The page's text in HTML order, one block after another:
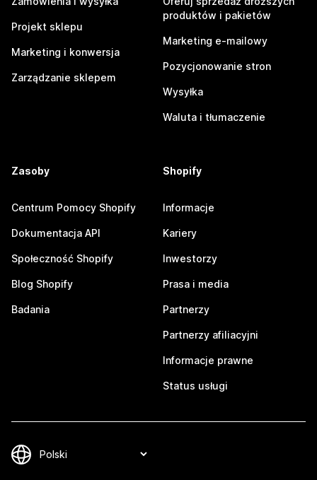
Projekt sklepu
Marketing i konwersja
Zarządzanie sklepem
produktów i pakietów
Marketing e-mailowy
Pozycjonowanie stron
Wysyłka
Waluta i tłumaczenie
Zasoby
Centrum Pomocy Shopify
Dokumentacja API
Społeczność Shopify
Blog Shopify
Badania
Shopify
Informacje
Kariery
Inwestorzy
Prasa i media
Partnerzy
Partnerzy afiliacyjni
Informacje prawne
Status usługi